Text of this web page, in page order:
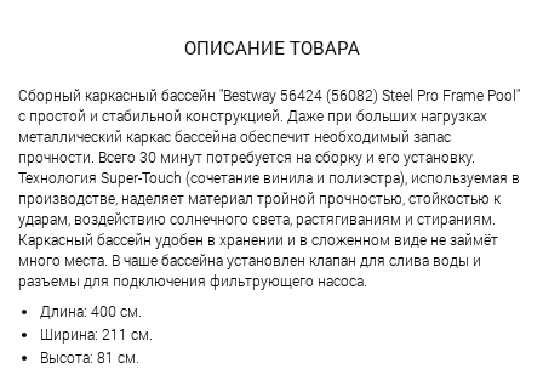
ОПИСАНИЕ ТОВАРА
Сборный каркасный бассейн "Bestway 56424 (56082) Steel Pro Frame Pool"
с простой и стабильной конструкцией. Даже при больших нагрузках
металлический каркас бассейна обеспечит необходимый запас
прочности. Всего 30 минут потребуется на сборку и его установку.
Технология Super-Touch (сочетание винила и полиэстра), используемая в
производстве, наделяет материал тройной прочностью, стойкостью к
ударам, воздействию солнечного света, растягиваниям и стираниям.
Каркасный бассейн удобен в хранении и в сложенном виде не займёт
много места. В чаше бассейна установлен клапан для слива воды и
разъемы для подключения фильтрующего насоса.
Длина: 400 см.
Ширина: 211 см.
Высота: 81 см.